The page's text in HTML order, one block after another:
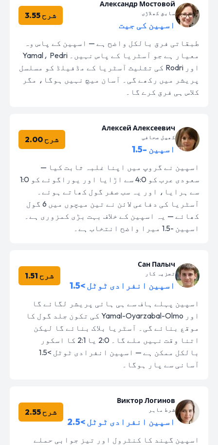
Александр Мостовой
سابق کھلاڑی
اسپین کی جیت
شرح 3.55
طبقاتی فرق بالکل واضح ہے — اسپین کے پاس وہ
معیار ہے جو آسٹریا کے پاس نہیں۔ Yamal، Pedri
اور Rodri کی تثلیث آسٹریا کے مڈفیلڈ کو مسلسل
پریشر میں رکھے گی۔ آسان میچ نہیں ہوگا، مگر
کلاس ہی فرق کرے گا۔
Алексей Алексеевич
کھیل صحافی
اسپین -1.5
شرح 2.00
اسپین نے گروپ میں اپنا غلبہ ثابت کیا —
سعودی عرب کو 4:0 سے اڑایا اور یوراگوئے کو 1:0
سے ہرایا، اور یہ سب صفر گول کھاتے ہوئے۔
آسٹریا کی دفاعی لائن نے تین میچوں میں 6 گول
کھائے — یہ اسپین کے خلاف بہت بڑی کمزوری ہے۔
اسپین -1.5 میرا واضح انتخاب ہے۔
Сан Палыч
تجزیہ کار
اسپین انفرادی ٹوٹل >1.5
شرح 1.51
اسپین پہلے ہاف سے ہی ہائی پریشر لگائے گا
اور Yamal-Oyarzabal-Olmo کی تکون جلد گول کا
موقع بنائے گی۔ آسٹریا بلاک بنائے گا لیکن
اتنا وقت نہیں ملے گا۔ 2:0 یا 2:1 کا اسکور
بالکل ممکن ہے — اسپین انفرادی ٹوٹل >1.5
آسانی سے پار ہوگا۔
Виктор Логинов
شرط ماہر
اسپین انفرادی ٹوٹل >2.5
شرح 2.55
اسپین گیند کا کنٹرول اور تیز جوابی حملے